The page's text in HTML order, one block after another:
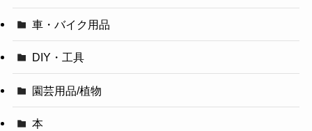
車・バイク用品
DIY・工具
園芸用品/植物
本